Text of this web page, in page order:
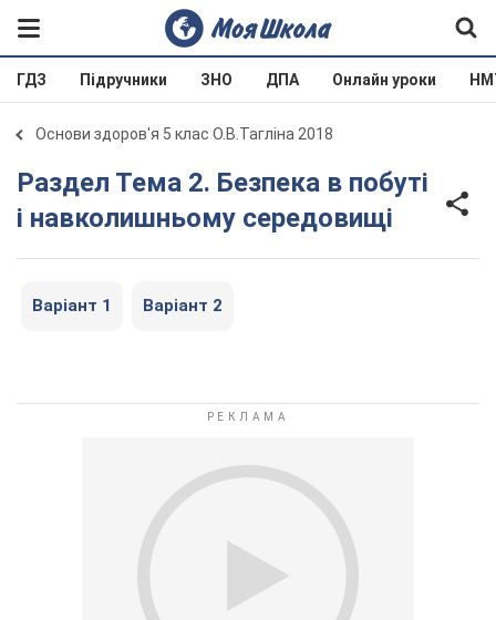
ГДЗ Підручники ЗНО ДПА Онлайн уроки
Основи здоров'я 5 клас О.В.Тагліна 2018
Раздел Тема 2. Безпека в побуті
і навколишньому середовищі
Варіант 1 Варіант 2